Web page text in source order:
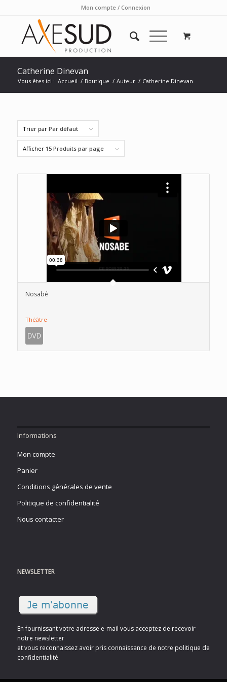
Mon compte / Connexion
Catherine Dinevan
Vous êtes ici : Accueil / Boutique / Auteur / Catherine Dinevan
Trier par Par défaut
Afficher 15 Produits par page
Nosabé
Théâtre
Informations
Mon compte
Panier
Conditions générales de vente
Politique de confidentialité
Nous contacter
NEWSLETTER
En fournissant votre adresse e-mail vous acceptez de recevoir
notre newsletter
et vous reconnaissez avoir pris connaissance de notre politique de
confidentialité.